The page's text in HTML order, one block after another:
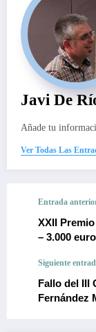
Javi De
Añade tu
Ver Todas Las
Entrada
XXII
– 3.000
Siguiente
Fallo del III
Fernández